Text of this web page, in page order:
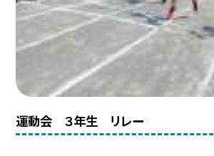
運動会 ３年生 リレー